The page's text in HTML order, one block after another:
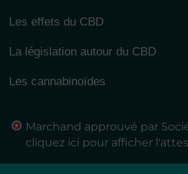
Les effets du CBD
La législation autour du CBD
Les cannabinoïdes
Marchand approuvé par
cliquez ici pour afficher